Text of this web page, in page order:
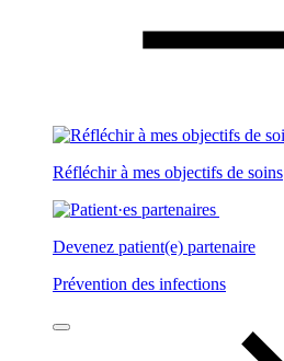
Réfléchir à mes objectifs de soins
Devenez patient(e) partenaire
Prévention des infections